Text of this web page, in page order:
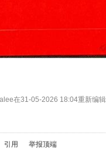
在31-05-2026 18:04重新编
引用 举报顶端